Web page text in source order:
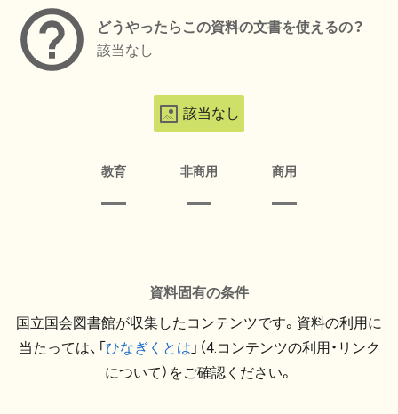
どうやったらこの資料の文書を使えるの？
該当なし
該当なし
教育 非商用 商用
資料固有の条件
国立国会図書館が収集したコンテンツです。資料の利用に
当たっては、「ひなぎくとは 」（4.コンテンツの利用・リンク
について）をご確認ください。